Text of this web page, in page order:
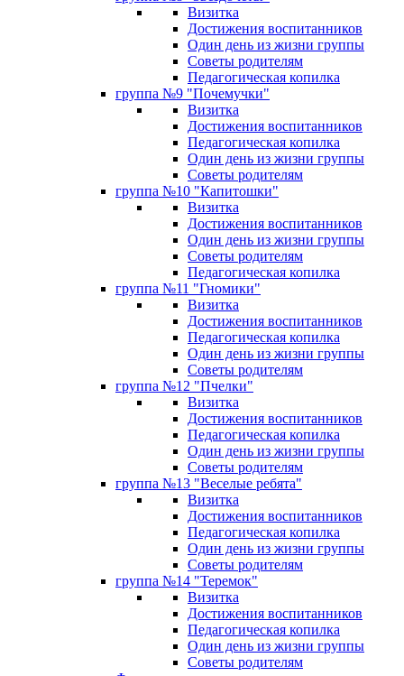
Визитка
Достижения воспитанников
Один день из жизни группы
Советы родителям
Педагогическая копилка
группа №9 "Почемучки"
Визитка
Достижения воспитанников
Педагогическая копилка
Один день из жизни группы
Советы родителям
группа №10 "Капитошки"
Визитка
Достижения воспитанников
Один день из жизни группы
Советы родителям
Педагогическая копилка
группа №11 "Гномики"
Визитка
Достижения воспитанников
Педагогическая копилка
Один день из жизни группы
Советы родителям
группа №12 "Пчелки"
Визитка
Достижения воспитанников
Педагогическая копилка
Один день из жизни группы
Советы родителям
группа №13 "Веселые ребята"
Визитка
Достижения воспитанников
Педагогическая копилка
Один день из жизни группы
Советы родителям
группа №14 "Теремок"
Визитка
Достижения воспитанников
Педагогическая копилка
Один день из жизни группы
Советы родителям